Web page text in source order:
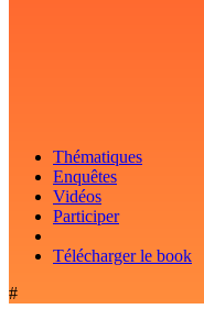
Thématiques
Enquêtes
Vidéos
Participer
Télécharger le book
#